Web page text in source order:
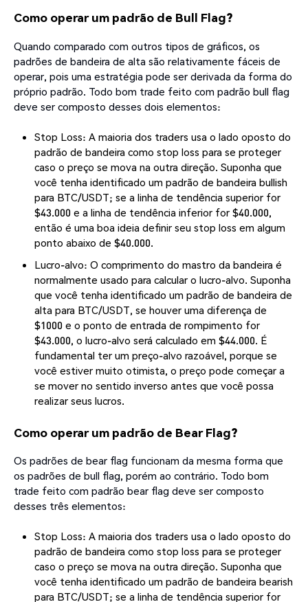
Como operar um padrão de Bull Flag?
Quando comparado com outros tipos de gráficos, os
padrões de bandeira de alta são relativamente fáceis de
operar, pois uma estratégia pode ser derivada da forma do
próprio padrão. Todo bom trade feito com padrão bull flag
deve ser composto desses dois elementos:
Stop Loss: A maioria dos traders usa o lado oposto do
padrão de bandeira como stop loss para se proteger
caso o preço se mova na outra direção. Suponha que
você tenha identificado um padrão de bandeira bullish
para BTC/USDT; se a linha de tendência superior for
$43.000 e a linha de tendência inferior for $40.000,
então é uma boa ideia definir seu stop loss em algum
ponto abaixo de $40.000.
Lucro-alvo: O comprimento do mastro da bandeira é
normalmente usado para calcular o lucro-alvo. Suponha
que você tenha identificado um padrão de bandeira de
alta para BTC/USDT, se houver uma diferença de
$1000 e o ponto de entrada de rompimento for
$43.000, o lucro-alvo será calculado em $44.000. É
fundamental ter um preço-alvo razoável, porque se
você estiver muito otimista, o preço pode começar a
se mover no sentido inverso antes que você possa
realizar seus lucros.
Como operar um padrão de Bear Flag?
Os padrões de bear flag funcionam da mesma forma que
os padrões de bull flag, porém ao contrário. Todo bom
trade feito com padrão bear flag deve ser composto
desses três elementos:
Stop Loss: A maioria dos traders usa o lado oposto do
padrão de bandeira como stop loss para se proteger
caso o preço se mova na outra direção. Suponha que
você tenha identificado um padrão de bandeira bearish
para BTC/USDT; se a linha de tendência superior for